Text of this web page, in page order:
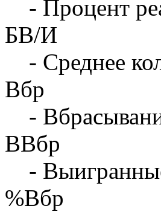
- Процент
БВ/И
- Среднее
Вбр
-
ВВбр
-
%Вбр